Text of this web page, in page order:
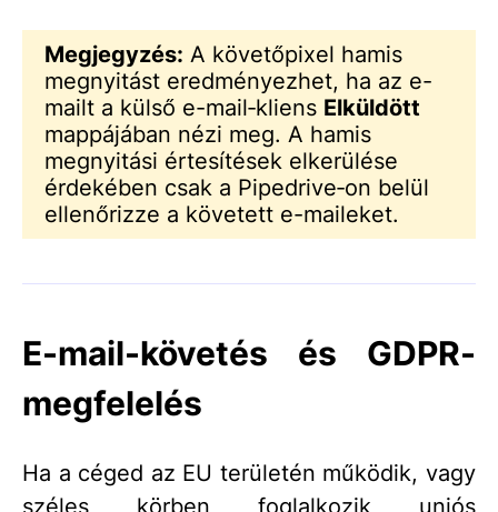
Megjegyzés: A követőpixel hamis
megnyitást eredményezhet, ha az e-
mailt a külső e-mail‑kliens Elküldött
mappájában nézi meg. A hamis
megnyitási értesítések elkerülése
érdekében csak a Pipedrive‑on belül
ellenőrizze a követett e-maileket.
E-mail-követés és GDPR-
megfelelés
Ha a céged az EU területén működik, vagy
széles körben foglalkozik uniós